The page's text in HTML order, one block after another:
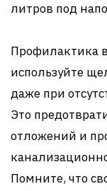
литров под
Профилактика
используйте
даже при
Это
отложений и
Помните, что